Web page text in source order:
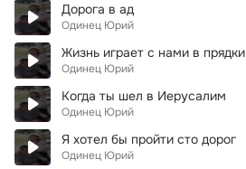
Дорога в ад
Одинец Юрий
Жизнь играет с нами в прядки
Одинец Юрий
Когда ты шел в Иерусалим
Одинец Юрий
Я хотел бы пройти сто дорог
Одинец Юрий